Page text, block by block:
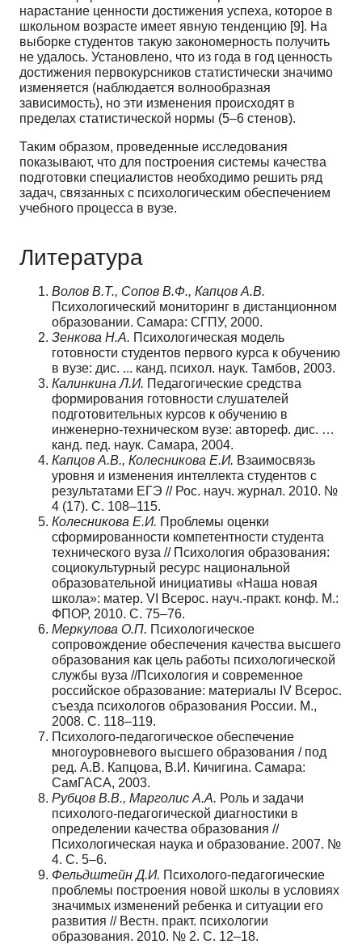
нарастание ценности достижения успеха, которое в
школьном возрасте имеет явную тенденцию [9]. На
выборке студентов такую закономерность по­лучить
не удалось. Установлено, что из года в год ценность
достижения первокурсников статисти­чески значимо
изменяется (наблюдается волнообразная
зависимость), но эти изменения происхо­дят в
пределах статистической нормы (5–6 стенов).
Таким образом, проведенные исследования
показывают, что для построения системы качест­ва
подготовки специалистов необходимо решить ряд
задач, связанных с психологическим обеспе­чением
учебного процесса в вузе.
Литература
Волов В.Т., Сопов В.Ф., Капцов А.В.
Психологический мониторинг в дистанционном
образовании. Самара: СГПУ, 2000.
Зенкова Н.А. Психологическая модель
готовности студентов первого курса к обучению
в вузе: дис. ... канд. психол. наук. Тамбов, 2003.
Калинкина Л.И. Педагогические средства
формирования готовности слушателей
подготовительных курсов к обучению в
инженерно-техническом вузе: автореф. дис. …
канд. пед. наук. Самара, 2004.
Капцов А.В., Колесникова Е.И. Взаимосвязь
уровня и изменения интеллекта студентов с
результа­тами ЕГЭ // Рос. науч. журнал. 2010. №
4 (17). С. 108–115.
Колесникова Е.И. Проблемы оценки
сформированности компетентности студента
технического вуза // Психология образования:
социокультурный ресурс национальной
образовательной инициативы «Наша новая
школа»: матер. VI Всерос. науч.-практ. конф. М.:
ФПОР, 2010. С. 75–76.
Меркулова О.П. Психологическое
сопровождение обеспечения качества высшего
образования как цель работы психологической
службы вуза //Психология и современное
российское образование: материалы IV Всерос.
съезда психологов образования России. М.,
2008. С. 118–119.
Психолого-педагогическое обеспечение
многоуровневого высшего образования / под
ред. А.В. Кап­цова, В.И. Кичигина. Самара:
СамГАСА, 2003.
Рубцов В.В., Марголис А.А. Роль и задачи
психолого-педагогической диагностики в
определении качества образования //
Психологическая наука и образование. 2007. №
4. С. 5–6.
Фельдштейн Д.И. Психолого-педагогические
проблемы построения новой школы в условиях
значи­мых изменений ребенка и ситуации его
развития // Вестн. практ. психологии
образования. 2010. № 2. С. 12–18.